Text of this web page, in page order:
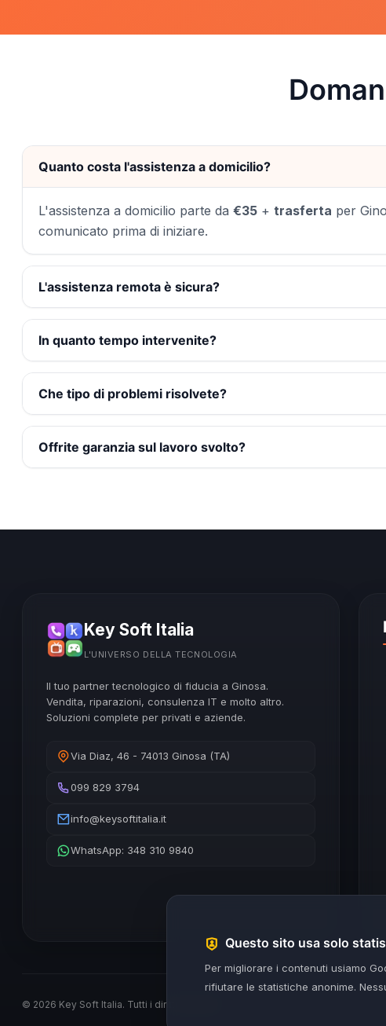
Quanto costa l'assistenza a domicilio?
L'assistenza a domicilio parte da €35 + trasferta per
comunicato prima di iniziare.
L'assistenza remota è sicura?
In quanto tempo intervenite?
Che tipo di problemi risolvete?
Offrite garanzia sul lavoro svolto?
Key Soft Italia
L'UNIVERSO DELLA TECNOLOGIA
Il tuo partner tecnologico di fiducia a Ginosa.
Vendita, riparazioni, consulenza IT e molto altro.
Soluzioni complete per privati e aziende.
Via Diaz, 46 - 74013 Ginosa (TA)
099 829 3794
info@keysoftitalia.it
WhatsApp: 348 310 9840
© 2026 Key Soft Italia. Tutti i diritti riservati.
Questo sito usa solo
Per migliorare i contenuti usiamo
rifiutare le statistiche anonime.